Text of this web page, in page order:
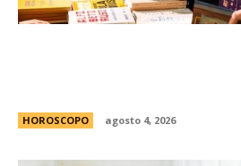
HOROSCOPO agosto 4, 2026